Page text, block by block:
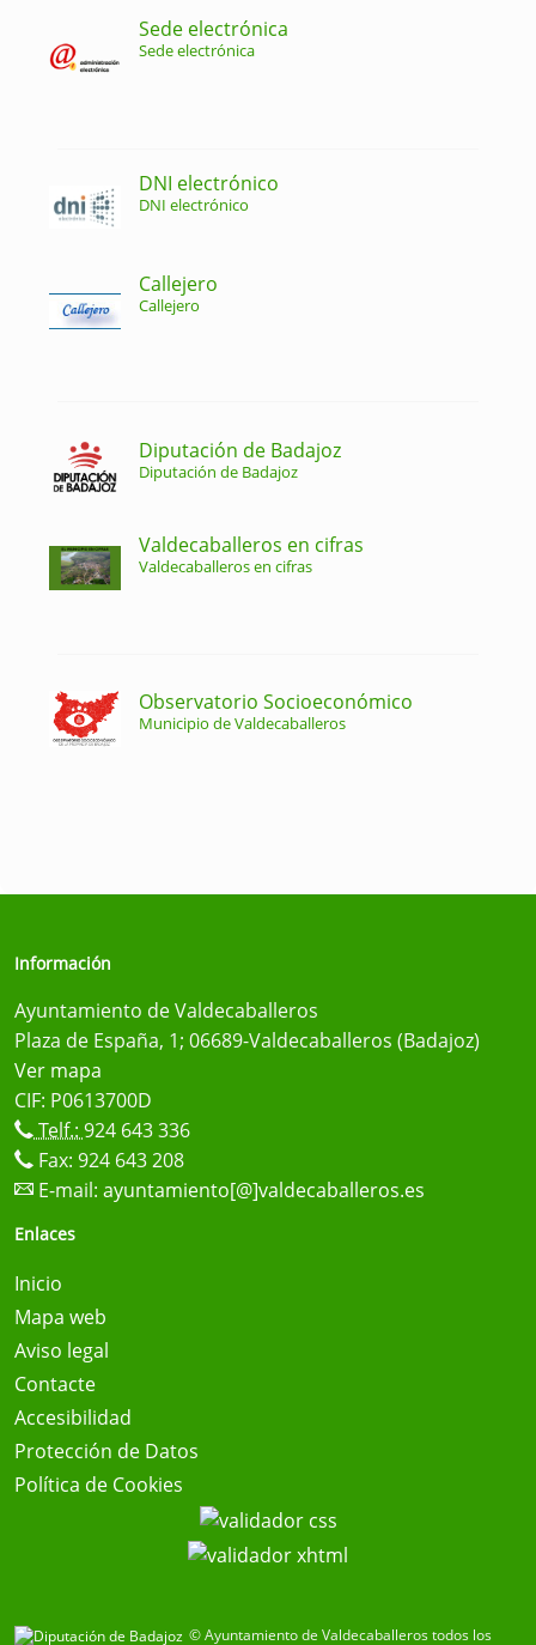
Sede electrónica
Sede electrónica
DNI electrónico
DNI electrónico
Callejero
Callejero
Diputación de Badajoz
Diputación de Badajoz
Valdecaballeros en cifras
Valdecaballeros en cifras
Observatorio Socioeconómico
Municipio de Valdecaballeros
Información
Ayuntamiento de Valdecaballeros
Plaza de España, 1; 06689-Valdecaballeros (Badajoz)
Ver mapa
CIF: P0613700D
Telf.: 924 643 336
Fax: 924 643 208
E-mail: ayuntamiento[@]valdecaballeros.es
Enlaces
Inicio
Mapa web
Aviso legal
Contacte
Accesibilidad
Protección de Datos
Política de Cookies
© Ayuntamiento de Valdecaballeros todos los